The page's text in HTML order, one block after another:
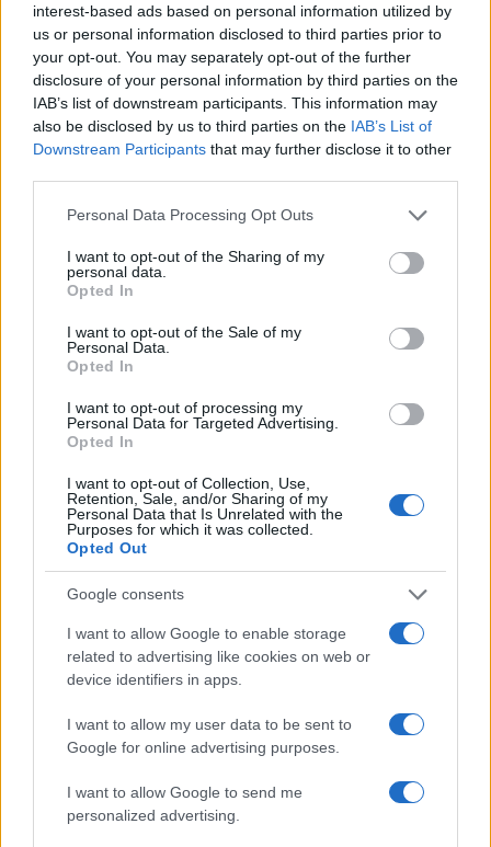
interest-based ads based on personal information utilized by
us or personal information disclosed to third parties prior to
your opt-out. You may separately opt-out of the further
disclosure of your personal information by third parties on the
IAB’s list of downstream participants. This information may
also be disclosed by us to third parties on the IAB’s List of
Downstream Participants that may further disclose it to other
Please note that this website/app uses one or more Google
not limited to your visit or usage behaviour. You may click to
grant or deny consent to Google and its third-party tags to
use your data for below specified purposes in below Google
consent section.
Personal Data Processing Opt Outs
I want to opt-out of the Sharing of my
personal data.
Opted In
I want to opt-out of the Sale of my
Personal Data.
Opted In
I want to opt-out of processing my
Personal Data for Targeted Advertising.
Opted In
I want to opt-out of Collection, Use,
Retention, Sale, and/or Sharing of my
Personal Data that Is Unrelated with the
Purposes for which it was collected.
Opted Out
Google consents
I want to allow Google to enable storage
related to advertising like cookies on web or
device identifiers in apps.
I want to allow my user data to be sent to
Google for online advertising purposes.
I want to allow Google to send me
personalized advertising.
2000 /2000
Υποβολή σχολίου
Όροι Χρήσης. Το site προστατεύεται από reCAPTCHA, ισχύουν
ΜΟΥΝΤΙΑΛ
ΜΟΥΝΤΙΑΛ 2026
Ακολουθήστε το Νewsit.gr στο
τελευταία νέατης ημέρας
Πιο δημοφιλή
Σέρρες: Βίντεο ντοκουμέντο από το
οδηγός του φορτηγού κατέγραψε τη
σύγκρουση
Στα Χανιά για ολιγοήμερες διακοπές ο
Μαρέβα
Marfin: Η 46χρονη πήρε προθεσμία για να
απολογηθεί την Τρίτη – «Είναι αθώα,
συμμετείχε στη διαδήλωση όπως και
100.000 άτομα»